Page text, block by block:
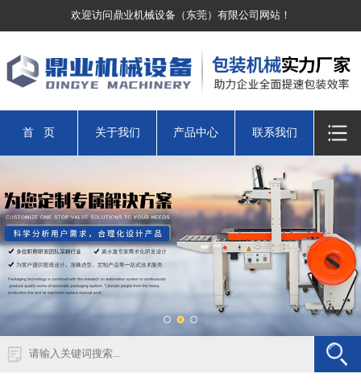
欢迎访问鼎业机械设备（东莞）有限公司网站！
首 页 关于我们 产品中心 联系我们